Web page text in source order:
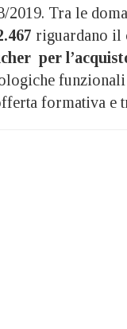
2019. Tra le
riguardano il
per
formativa e